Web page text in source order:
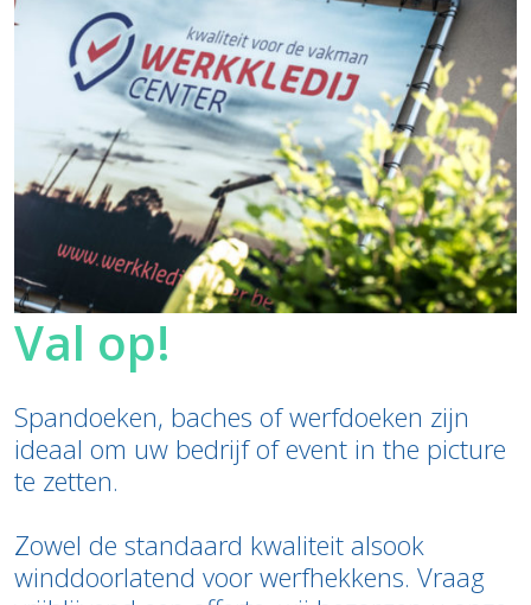
Val op!
Spandoeken, baches of werfdoeken zijn
ideaal om uw bedrijf of event in the picture
te zetten.
Zowel de standaard kwaliteit alsook
winddoorlatend voor werfhekkens. Vraag